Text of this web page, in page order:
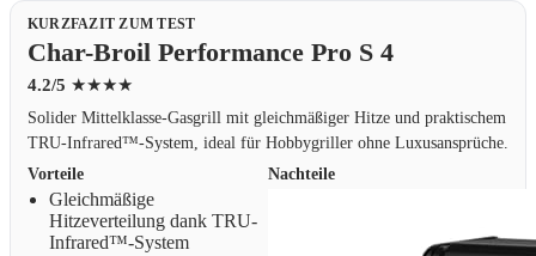
KURZFAZIT ZUM TEST
Char-Broil Performance Pro S 4
4.2/5 ★★★★
Solider Mittelklasse-Gasgrill mit gleichmäßiger Hitze und praktischem
TRU-Infrared™-System, ideal für Hobbygriller ohne Luxusansprüche.
Vorteile
Gleichmäßige
Hitzeverteilung dank TRU-
Infrared™-System
Nachteile